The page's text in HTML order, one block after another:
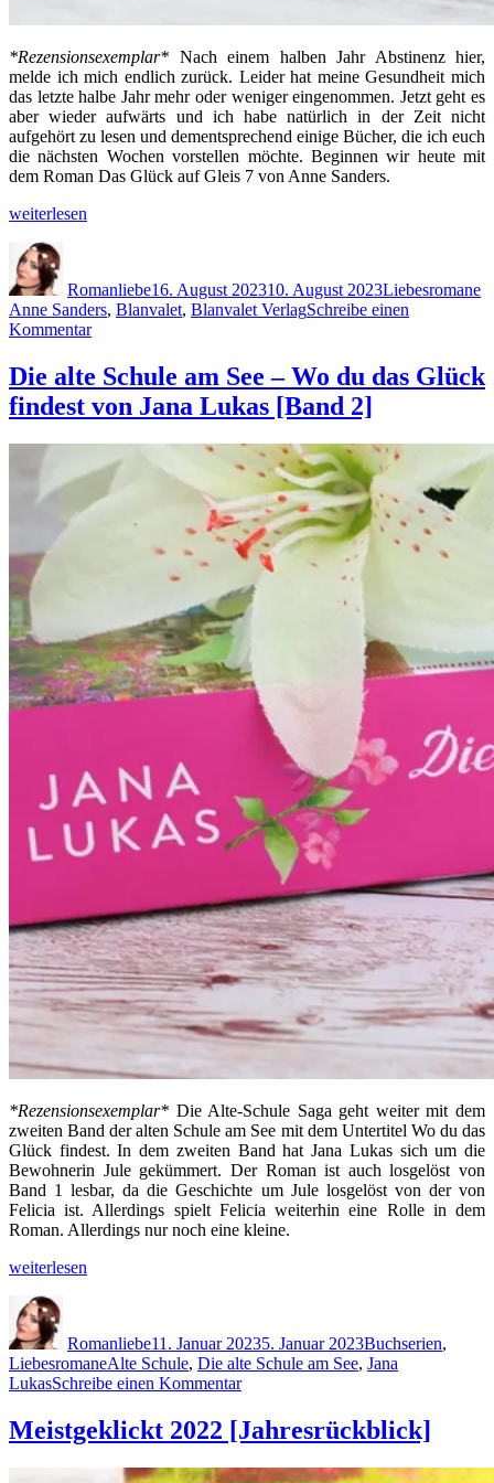
*Rezensionsexemplar* Nach einem halben Jahr Abstinenz hier,
melde ich mich endlich zurück. Leider hat meine Gesundheit mich
das letzte halbe Jahr mehr oder weniger eingenommen. Jetzt geht es
aber wieder aufwärts und ich habe natürlich in der Zeit nicht
aufgehört zu lesen und dementsprechend einige Bücher, die ich euch
die nächsten Wochen vorstellen möchte. Beginnen wir heute mit
dem Roman Das Glück auf Gleis 7 von Anne Sanders.
„Das
auf
Gleis
7
von
Anne
weiterlesen
Romanliebe16. August 202310. August 2023Liebesromane
Anne Sanders, Blanvalet, Blanvalet VerlagSchreibe einen
Kommentarzu
Glück
auf
Gleis
von
Anne
Sanders
Die alte Schule am See – Wo du das Glück
findest von Jana Lukas [Band 2]
*Rezensionsexemplar* Die Alte-Schule Saga geht weiter mit dem
zweiten Band der alten Schule am See mit dem Untertitel Wo du das
Glück findest. In dem zweiten Band hat Jana Lukas sich um die
Bewohnerin Jule gekümmert. Der Roman ist auch losgelöst von
Band 1 lesbar, da die Geschichte um Jule losgelöst von der von
Felicia ist. Allerdings spielt Felicia weiterhin eine Rolle in dem
Roman. Allerdings nur noch eine kleine.
„Die
Schule
am
See
–
Wo
das
Glück
weiterlesen
Romanliebe11. Januar 20235. Januar 2023Buchserien,
LiebesromaneSchlagwörter
Alte Schule, Die alte Schule am See, Jana
LukasSchreibe einen Kommentarzu
alte
Schule
Meistgeklickt 2022 [Jahresrückblick]